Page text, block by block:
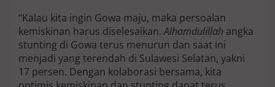
“Kalau kita ingin Gowa maju, maka persoalan
kemiskinan harus diselesaikan.Alhamdulillah angka
stunting di Gowa terus menurun dan saat ini
menjadi yang terendah di Sulawesi Selatan, yakni
17 persen. Dengan kolaborasi bersama, kita